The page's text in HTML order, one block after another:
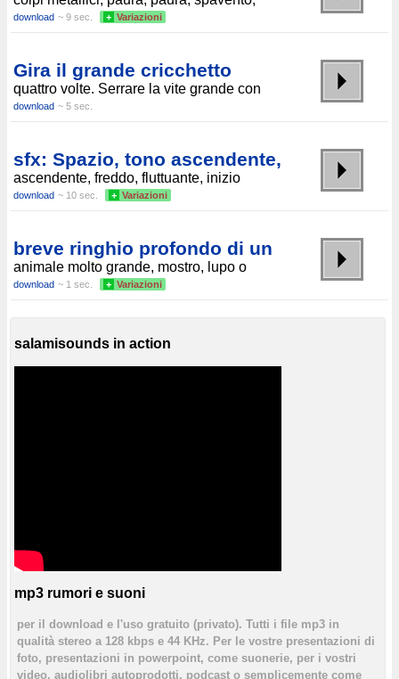
download ~ 9 sec. + Variazioni
Gira il grande cricchetto
quattro volte. Serrare la vite grande con
download ~ 5 sec.
sfx: Spazio, tono ascendente,
ascendente, freddo, fluttuante, inizio
download ~ 10 sec. + Variazioni
breve ringhio profondo di un
animale molto grande, mostro, lupo o
download ~ 1 sec. + Variazioni
salamisounds in action
mp3 rumori e suoni
per il download e l'uso gratuito (privato). Tutti i file mp3 in
qualità stereo a 128 kbps e 44 KHz. Per le vostre presentazioni di
foto, presentazioni in powerpoint, come suonerie, per i vostri
video, audiolibri autoprodotti, podcast o semplicemente come